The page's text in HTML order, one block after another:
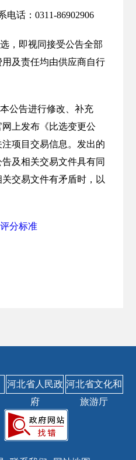
话：0311-86902906
即视同接受公告全部
及责任均由供应商自行
告进行修改、补充
上发布《比选变更公
项目交易信息。发出的
及相关交易文件具有同
交易文件有矛盾时，以
分标准
河北省人民政
府
河北省文化和
旅游厅